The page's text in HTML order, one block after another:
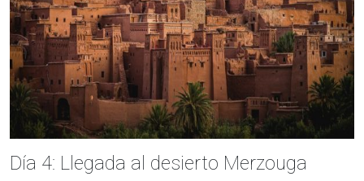
Día 4: Llegada al desierto Merzouga